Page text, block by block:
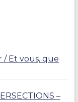
/ Et vous, que
–